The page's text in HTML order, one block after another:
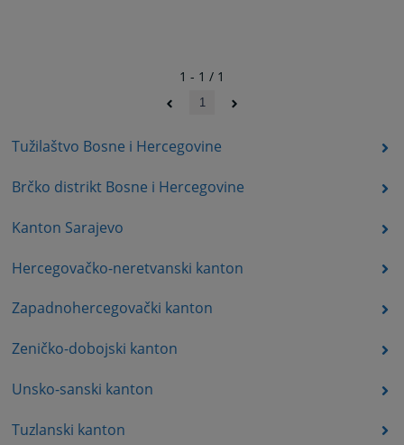
Tužilaštvo Bosne i Hercegovine
Brčko distrikt Bosne i Hercegovine
Kanton Sarajevo
Hercegovačko-neretvanski kanton
Zapadnohercegovački kanton
Zeničko-dobojski kanton
Unsko-sanski kanton
Tuzlanski kanton
1 - 1 / 1
1